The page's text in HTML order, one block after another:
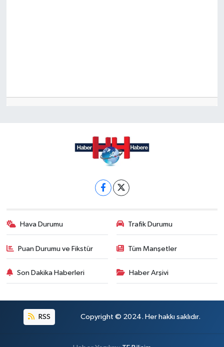
Hava Durumu Trafik Durumu
Puan Durumu ve Fikstür Tüm Manşetler
Son Dakika Haberleri Haber Arşivi
RSS Copyright © 2024. Her hakkı saklıdır.